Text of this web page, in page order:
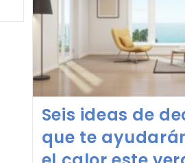
Seis ideas de
que te